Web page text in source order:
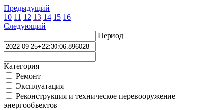
Предыдущий
10 11 12 13 14 15 16
Следующий
Период
Категория
Ремонт
Эксплуатация
Реконструкция и техническое перевооружение
энергообъектов